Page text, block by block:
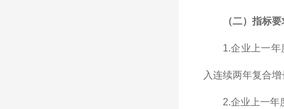
（二）指标要
1.企业上一
入连续两年复合
2.企业上一年